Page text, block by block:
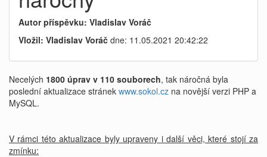
Autor příspěvku: Vladislav Voráč
Vložil: Vladislav Voráč dne: 11.05.2021 20:42:22
Necelých 1800 úprav v 110 souborech, tak náročná byla
poslední aktualizace stránek www.sokol.cz na novější verzi PHP a
MySQL.
V rámci této aktualizace byly upraveny i další věci, které stojí za
zmínku: